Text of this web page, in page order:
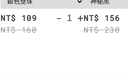
NT$ 109
NT$ 160
- +NT$ 156
NT$ 230